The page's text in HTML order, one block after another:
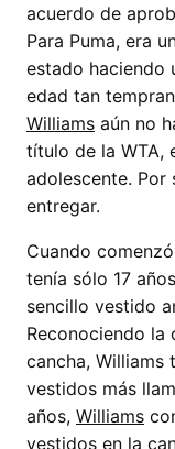
acuerdo de
Para Puma, era
estado haciendo
edad tan
Williams aún no
título de la WTA,
adolescente. Por
entregar.
Cuando
tenía sólo 17
sencillo vestido
Reconociendo la
cancha, Williams
vestidos más
años, Williams
vestidos en la